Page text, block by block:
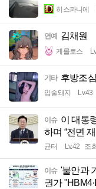
히스파니에
연예 김채원
케를로스
기타 후방조
입술돼지 Lv.43
이슈 이 대통
하며 “전면 재
균터 Lv.42 조
이슈 '불안과
권가